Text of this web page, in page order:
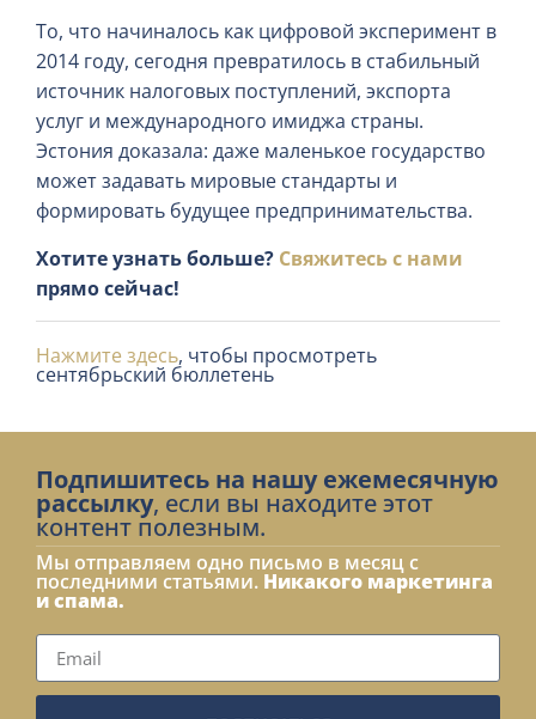
То, что начиналось как цифровой эксперимент в
2014 году, сегодня превратилось в стабильный
источник налоговых поступлений, экспорта
услуг и международного имиджа страны.
Эстония доказала: даже маленькое государство
может задавать мировые стандарты и
формировать будущее предпринимательства.
Хотите узнать больше? Свяжитесь с нами
прямо сейчас!
Нажмите здесь, чтобы просмотреть
сентябрьский бюллетень
Подпишитесь на нашу ежемесячную
рассылку, если вы находите этот
контент полезным.
Мы отправляем одно письмо в месяц с
последними статьями. Никакого маркетинга
и спама.